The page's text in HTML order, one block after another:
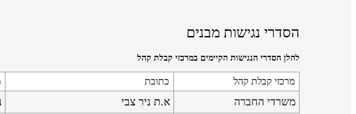
הסדרי נגישות מבנים
להלן הסדרי הנגישות הקיימים במרכזי קבלת קהל
מרכזי קבלת קהל כתובת
משרדי החברה א.ת ניר צבי